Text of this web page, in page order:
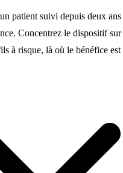
patient suivi depuis deux
Concentrez le dispositif sur
à risque, là où le bénéfice est